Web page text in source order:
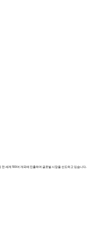
세계 100여 개국에 진출하며 글로벌 시장을 선도하고 있습니다.